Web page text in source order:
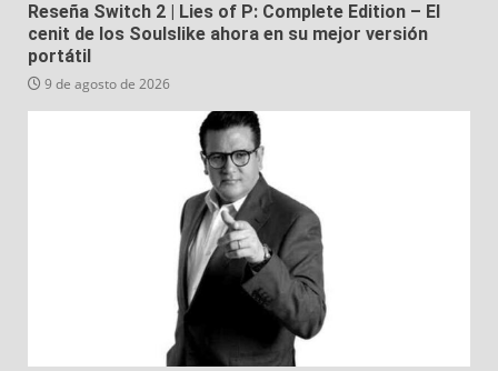
Reseña Switch 2 | Lies of P: Complete Edition – El
cenit de los Soulslike ahora en su mejor versión
portátil
9 de agosto de 2026